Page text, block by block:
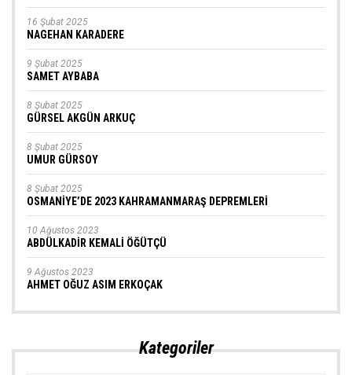
16 Şubat 2025
NAGEHAN KARADERE
9 Şubat 2025
SAMET AYBABA
8 Şubat 2025
GÜRSEL AKGÜN ARKUÇ
8 Şubat 2025
UMUR GÜRSOY
8 Şubat 2025
OSMANİYE’DE 2023 KAHRAMANMARAŞ DEPREMLERİ
10 Ağustos 2023
ABDÜLKADİR KEMALİ ÖĞÜTÇÜ
9 Ağustos 2023
AHMET OĞUZ ASIM ERKOÇAK
Kategoriler